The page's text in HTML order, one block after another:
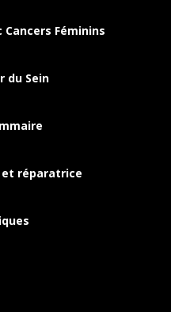
Féminins
du Sein
réparatrice